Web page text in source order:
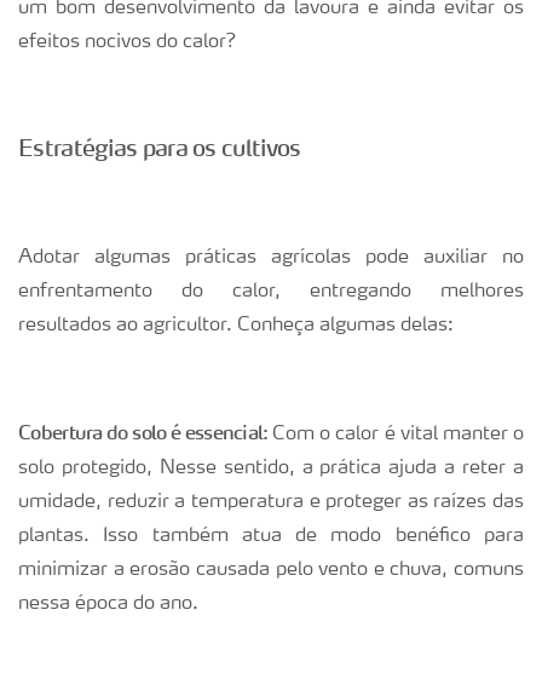
um bom desenvolvimento da lavoura e ainda evitar os
efeitos nocivos do calor?
Estratégias para os cultivos
Adotar algumas práticas agrícolas pode auxiliar no
enfrentamento do calor, entregando melhores
resultados ao agricultor. Conheça algumas delas:
Cobertura do solo é essencial: Com o calor é vital manter o
solo protegido, Nesse sentido, a prática ajuda a reter a
umidade, reduzir a temperatura e proteger as raízes das
plantas. Isso também atua de modo benéfico para
minimizar a erosão causada pelo vento e chuva, comuns
nessa época do ano.